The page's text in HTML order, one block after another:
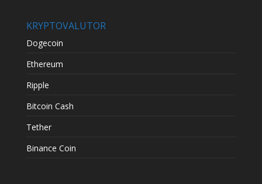
KRYPTOVALUTOR
Dogecoin
Ethereum
Ripple
Bitcoin Cash
Tether
Binance Coin